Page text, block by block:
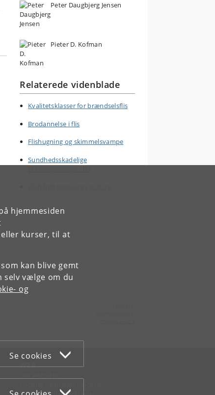
hjemmesiden
kurser, til at
kan blive gemt
selv vælge om du
og
Se cookies
Peter Daugbjerg Jensen
Pieter D. Kofman
Relaterede videnblade
Kvalitetsklasser for brændselsflis
Brodannelse i flis
Flishugning og skimmelsvampe
Sundhedsskadelige
WEB